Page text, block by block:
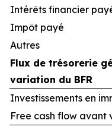
Intérêts financier
Impôt payé
Autres
Flux de trésorerie
variation du BFR
Investissements en
Free cash flow avant